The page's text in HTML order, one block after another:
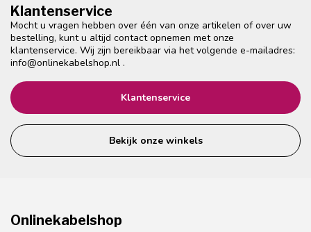
Klantenservice
Mocht u vragen hebben over één van onze artikelen of over uw
bestelling, kunt u altijd contact opnemen met onze
klantenservice. Wij zijn bereikbaar via het volgende e-mailadres:
info@onlinekabelshop.nl .
Klantenservice
Bekijk onze winkels
Onlinekabelshop